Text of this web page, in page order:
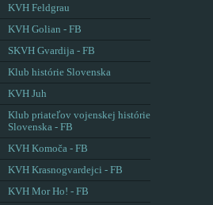
KVH Feldgrau
KVH Golian - FB
SKVH Gvardija - FB
Klub histórie Slovenska
KVH Juh
Klub priateľov vojenskej histórie
Slovenska - FB
KVH Komoča - FB
KVH Krasnogvardejci - FB
KVH Mor Ho! - FB